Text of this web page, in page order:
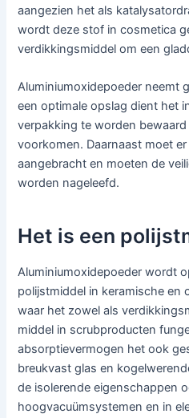
aangezien het als
wordt deze stof in cosmetica
verdikkingsmiddel om een
Aluminiumoxidepoeder neemt
een optimale opslag dient het
verpakking te worden
voorkomen. Daarnaast moet
aangebracht en moeten de
worden nageleefd.
Het is een
Aluminiumoxidepoeder wordt
polijstmiddel in keramische en
waar het zowel als
middel in scrubproducten
absorptievermogen het ook
breukvast glas en
de isolerende eigenschappen
hoogvacuümsystemen en in